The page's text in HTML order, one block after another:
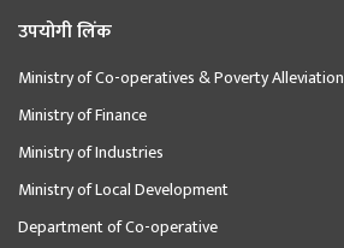
उपयोगी लिंक
Ministry of Co-operatives & Poverty Alleviation
Ministry of Finance
Ministry of Industries
Ministry of Local Development
Department of Co-operative